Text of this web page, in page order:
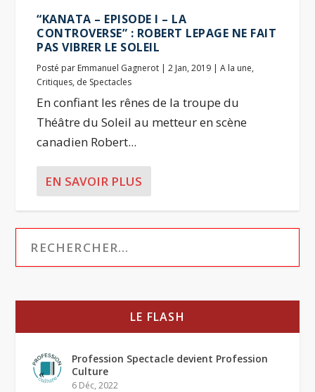
“KANATA – EPISODE I – LA
CONTROVERSE” : ROBERT LEPAGE NE FAIT
PAS VIBRER LE SOLEIL
Posté par Emmanuel Gagnerot |2 Jan, 2019 |A la une,
Critiques, de Spectacles
En confiant les rênes de la troupe du
Théâtre du Soleil au metteur en scène
canadien Robert...
EN SAVOIR PLUS
LE FLASH
Profession Spectacle devient Profession
Culture
6 Déc, 2022